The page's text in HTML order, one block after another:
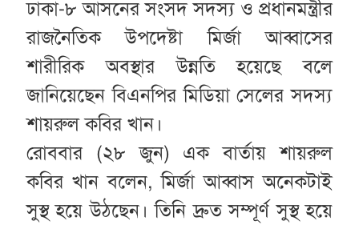
ঢাকা-৮ আসনের সংসদ সদস্য ও প্রধানমন্ত্রীর
রাজনৈতিক উপদেষ্টা মির্জা আব্বাসের
শারীরিক অবস্থার উন্নতি হয়েছে বলে
জানিয়েছেন বিএনপির মিডিয়া সেলের সদস্য
শায়রুল কবির খান।
রোববার (২৮ জুন) এক বার্তায় শায়রুল
কবির খান বলেন, মির্জা আব্বাস অনেকটাই
সুস্থ হয়ে উঠছেন। তিনি দ্রুত সম্পূর্ণ সুস্থ হয়ে